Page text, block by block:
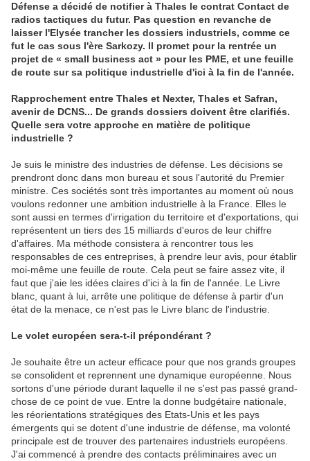
Défense a décidé de notifier à Thales le contrat Contact de
radios tactiques du futur. Pas question en revanche de
laisser l'Elysée trancher les dossiers industriels, comme ce
fut le cas sous l'ère Sarkozy. Il promet pour la rentrée un
projet de « small business act » pour les PME, et une feuille
de route sur sa politique industrielle d'ici à la fin de l'année.
Rapprochement entre Thales et Nexter, Thales et Safran,
avenir de DCNS... De grands dossiers doivent être clarifiés.
Quelle sera votre approche en matière de politique
industrielle ?
Je suis le ministre des industries de défense. Les décisions se
prendront donc dans mon bureau et sous l'autorité du Premier
ministre. Ces sociétés sont très importantes au moment où nous
voulons redonner une ambition industrielle à la France. Elles le
sont aussi en termes d'irrigation du territoire et d'exportations, qui
représentent un tiers des 15 milliards d'euros de leur chiffre
d'affaires. Ma méthode consistera à rencontrer tous les
responsables de ces entreprises, à prendre leur avis, pour établir
moi-même une feuille de route. Cela peut se faire assez vite, il
faut que j'aie les idées claires d'ici à la fin de l'année. Le Livre
blanc, quant à lui, arrête une politique de défense à partir d'un
état de la menace, ce n'est pas le Livre blanc de l'industrie.
Le volet européen sera-t-il prépondérant ?
Je souhaite être un acteur efficace pour que nos grands groupes
se consolident et reprennent une dynamique européenne. Nous
sortons d'une période durant laquelle il ne s'est pas passé grand-
chose de ce point de vue. Entre la donne budgétaire nationale,
les réorientations stratégiques des Etats-Unis et les pays
émergents qui se dotent d'une industrie de défense, ma volonté
principale est de trouver des partenaires industriels européens.
J'ai commencé à prendre des contacts préliminaires avec un